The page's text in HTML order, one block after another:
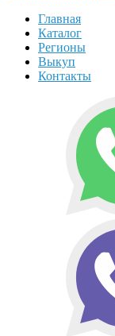
Главная
Каталог
Регионы
Выкуп
Контакты